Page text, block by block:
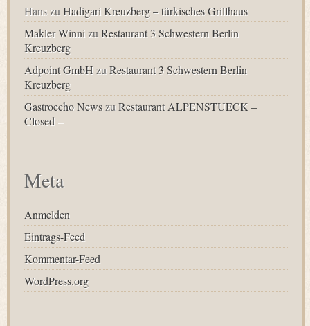
Hans zuHadigari Kreuzberg – türkisches Grillhaus
Makler Winni zuRestaurant 3 Schwestern Berlin
Kreuzberg
Adpoint GmbH zuRestaurant 3 Schwestern Berlin
Kreuzberg
Gastroecho News zuRestaurant ALPENSTUECK –
Closed –
Meta
Anmelden
Eintrags-Feed
Kommentar-Feed
WordPress.org